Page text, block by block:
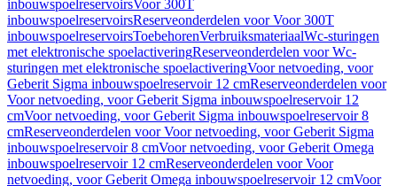
inbouwspoelreservoirsVoor 300T
inbouwspoelreservoirsReserveonderdelen voor Voor 300T
inbouwspoelreservoirsToebehorenVerbruiksmateriaalWc-sturingen
met elektronische spoelactiveringReserveonderdelen voor Wc-
sturingen met elektronische spoelactiveringVoor netvoeding, voor
Geberit Sigma inbouwspoelreservoir 12 cmReserveonderdelen voor
Voor netvoeding, voor Geberit Sigma inbouwspoelreservoir 12
cmVoor netvoeding, voor Geberit Sigma inbouwspoelreservoir 8
cmReserveonderdelen voor Voor netvoeding, voor Geberit Sigma
inbouwspoelreservoir 8 cmVoor netvoeding, voor Geberit Omega
inbouwspoelreservoir 12 cmReserveonderdelen voor Voor
netvoeding, voor Geberit Omega inbouwspoelreservoir 12 cmVoor